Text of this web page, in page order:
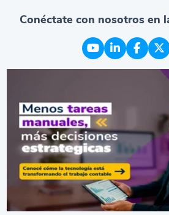
Conéctate con nosotros en